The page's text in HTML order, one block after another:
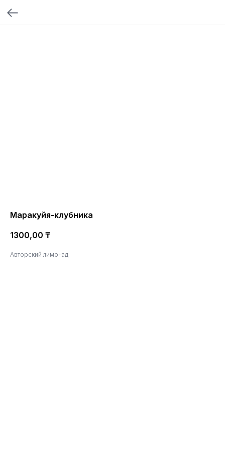
Маракуйя-клубника
1300,00 ₸
Авторский лимонад